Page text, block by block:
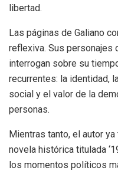
libertad.
Las páginas de Galiano
reflexiva. Sus personajes
interrogan sobre su
recurrentes: la identidad,
social y el valor de la
personas.
Mientras tanto, el autor
novela histórica titulada ‘
los momentos políticos